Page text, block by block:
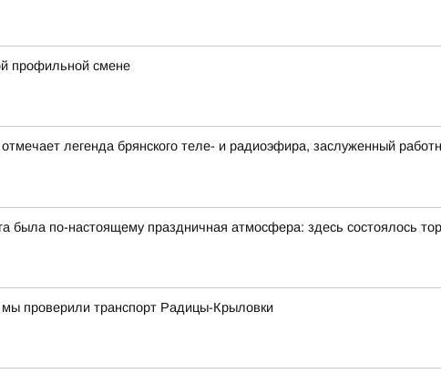
профильной смене
легенда брянского теле- и радиоэфира, заслуженный
была по-настоящему праздничная атмосфера: здесь состоялось
проверили транспорт Радицы-Крыловки